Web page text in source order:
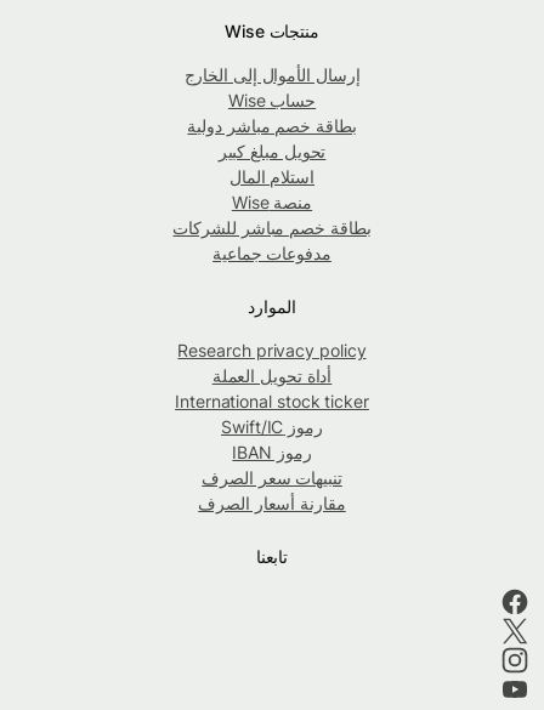
منتجات Wise
إرسال الأموال إلى الخارج
حساب Wise
بطاقة خصم مباشر دولية
تحويل مبلغ كبير
استلام المال
منصة Wise
بطاقة خصم مباشر للشركات
مدفوعات جماعية
الموارد
Research privacy policy
أداة تحويل العملة
International stock ticker
رموز Swift/IC
رموز IBAN
تنبيهات سعر الصرف
مقارنة أسعار الصرف
تابعنا